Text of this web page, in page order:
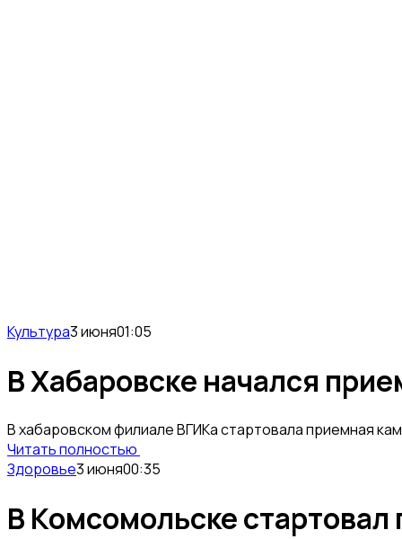
Культура3 июня01:05
В Хабаровскe начался
В хабаровском филиале ВГИКа стартовала приeмная
Читать полностью
Здоровье3 июня00:35
В Комсомольске стартовал